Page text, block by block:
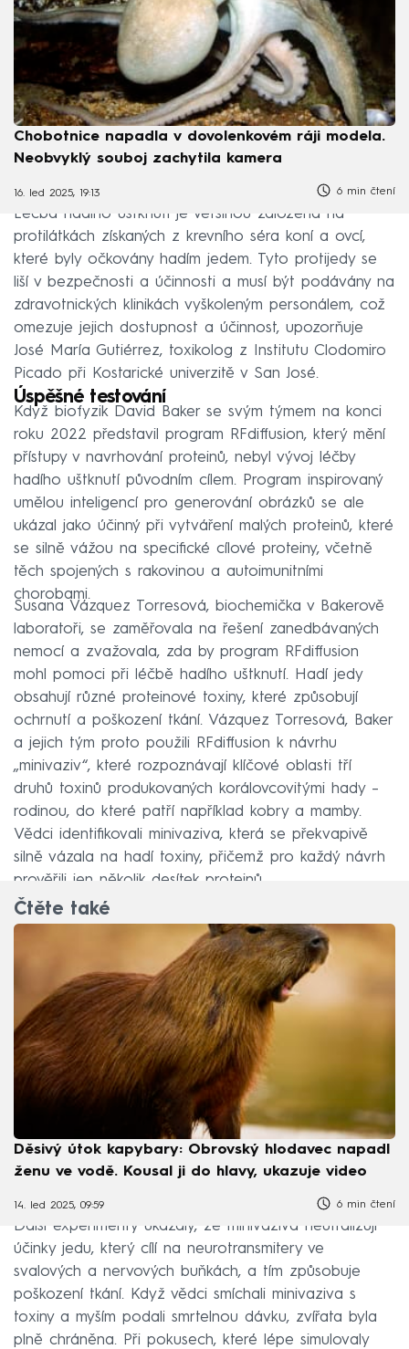
Chobotnice napadla v dovolenkovém ráji modela.
Neobvyklý souboj zachytila kamera
16. led 2025, 19:13 6 min čtení
Léčba hadího uštknutí je většinou založena na
protilátkách získaných z krevního séra koní a ovcí,
které byly očkovány hadím jedem. Tyto protijedy se
liší v bezpečnosti a účinnosti a musí být podávány na
zdravotnických klinikách vyškoleným personálem, což
omezuje jejich dostupnost a účinnost, upozorňuje
José María Gutiérrez, toxikolog z Institutu Clodomiro
Picado při Kostarické univerzitě v San José.
Úspěšné testování
Když biofyzik David Baker se svým týmem na konci
roku 2022 představil program RFdiffusion, který mění
přístupy v navrhování proteinů, nebyl vývoj léčby
hadího uštknutí původním cílem. Program inspirovaný
umělou inteligencí pro generování obrázků se ale
ukázal jako účinný při vytváření malých proteinů, které
se silně vážou na specifické cílové proteiny, včetně
těch spojených s rakovinou a autoimunitními
chorobami.
Susana Vázquez Torresová, biochemička v Bakerově
laboratoři, se zaměřovala na řešení zanedbávaných
nemocí a zvažovala, zda by program RFdiffusion
mohl pomoci při léčbě hadího uštknutí. Hadí jedy
obsahují různé proteinové toxiny, které způsobují
ochrnutí a poškození tkání. Vázquez Torresová, Baker
a jejich tým proto použili RFdiffusion k návrhu
„minivaziv“, které rozpoznávají klíčové oblasti tří
druhů toxinů produkovaných korálovcovitými hady –
rodinou, do které patří například kobry a mamby.
Vědci identifikovali minivaziva, která se překvapivě
silně vázala na hadí toxiny, přičemž pro každý návrh
prověřili jen několik desítek proteinů.
Čtěte také
Děsivý útok kapybary: Obrovský hlodavec napadl
ženu ve vodě. Kousal ji do hlavy, ukazuje video
14. led 2025, 09:59 6 min čtení
Další experimenty ukázaly, že minivaziva neutralizují
účinky jedu, který cílí na neurotransmitery ve
svalových a nervových buňkách, a tím způsobuje
poškození tkání. Když vědci smíchali minivaziva s
toxiny a myším podali smrtelnou dávku, zvířata byla
plně chráněna. Při pokusech, které lépe simulovaly